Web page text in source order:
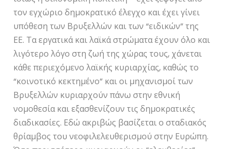
τον εγχώριο δημοκρατικό έλεγχο και έχει γίνει
υπόθεση των Βρυξελλών και των “ειδικών” της
ΕΕ. Τα εργατικά και λαϊκά στρώματα έχουν όλο και
λιγότερο λόγο στη ζωή της χώρας τους, χάνεται
κάθε περιεχόμενο λαϊκής κυριαρχίας, καθώς το
“κοινοτικό κεκτημένο” και οι μηχανισμοί των
Βρυξελλών κυριαρχούν πάνω στην εθνική
νομοθεσία και εξασθενίζουν τις δημοκρατικές
διαδικασίες. Εδώ ακριβώς βασίζεται ο σταδιακός
θρίαμβος του νεοφιλελευθερισμού στην Ευρώπη.